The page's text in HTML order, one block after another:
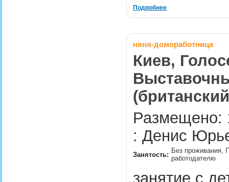
Подробнее
няня-домоработница
Киев,
Размещено:
: Денис
Занятость:
Без проживания,
работодателю
занятие с